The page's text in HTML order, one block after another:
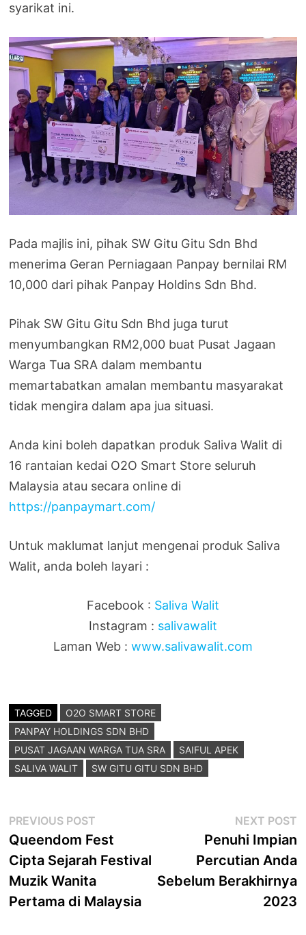
syarikat ini.
Pada majlis ini, pihak SW Gitu Gitu Sdn Bhd
menerima Geran Perniagaan Panpay bernilai RM
10,000 dari pihak Panpay Holdins Sdn Bhd.
Pihak SW Gitu Gitu Sdn Bhd juga turut
menyumbangkan RM2,000 buat Pusat Jagaan
Warga Tua SRA dalam membantu
memartabatkan amalan membantu masyarakat
tidak mengira dalam apa jua situasi.
Anda kini boleh dapatkan produk Saliva Walit di
16 rantaian kedai O2O Smart Store seluruh
Malaysia atau secara online di
https://panpaymart.com/
Untuk maklumat lanjut mengenai produk Saliva
Walit, anda boleh layari :
Facebook : Saliva Walit
Instagram : salivawalit
Laman Web : www.salivawalit.com
TAGGED
O2O SMART STORE
PANPAY HOLDINGS SDN BHD
PUSAT JAGAAN WARGA TUA SRA
SAIFUL APEK
SALIVA WALIT
SW GITU GITU SDN BHD
Post
navigation
PREVIOUS POST
post:
Queendom Fest
Cipta Sejarah Festival
Muzik Wanita
Pertama di Malaysia
NEXT POST
Penuhi Impian
Percutian Anda
Sebelum Berakhirnya
2023